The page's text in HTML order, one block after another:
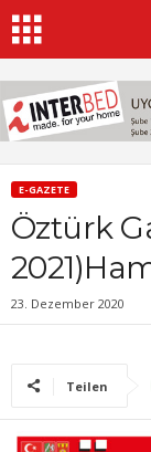
E-GAZETE
Öztürk
23. Dezember 2020
Teilen